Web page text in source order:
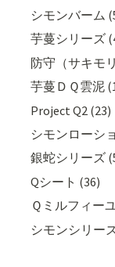
シモンバーム
芋蔓シリーズ
防守（サキモ
芋蔓ＤＱ雲泥
Project Q2 (23)
シモンローシ
銀蛇シリーズ
Qシート (36)
Ｑミルフィー
シモンシリー